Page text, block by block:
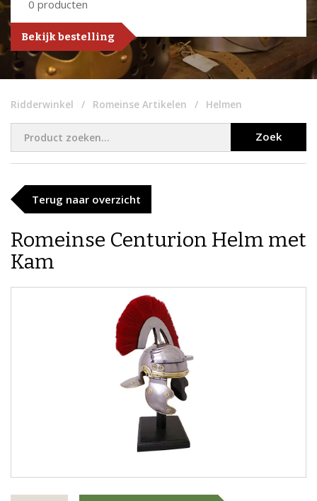
0 producten
Bekijk bestelling
Ridderwinkel Romeinse Artikelen Helmen
Zoek
Terug naar overzicht
Romeinse Centurion Helm met
Kam